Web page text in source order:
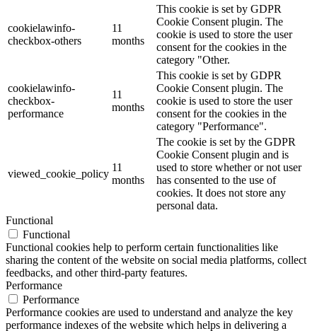
cookielawinfo-
checkbox-others
11
months
This cookie is set by GDPR
Cookie Consent plugin. The
cookie is used to store the user
consent for the cookies in the
category "Other.
cookielawinfo-
checkbox-
performance
11
months
This cookie is set by GDPR
Cookie Consent plugin. The
cookie is used to store the user
consent for the cookies in the
category "Performance".
viewed_cookie_policy
11
months
The cookie is set by the GDPR
Cookie Consent plugin and is
used to store whether or not user
has consented to the use of
cookies. It does not store any
personal data.
Functional
Functional
Functional cookies help to perform certain functionalities like
sharing the content of the website on social media platforms, collect
feedbacks, and other third-party features.
Performance
Performance
Performance cookies are used to understand and analyze the key
performance indexes of the website which helps in delivering a